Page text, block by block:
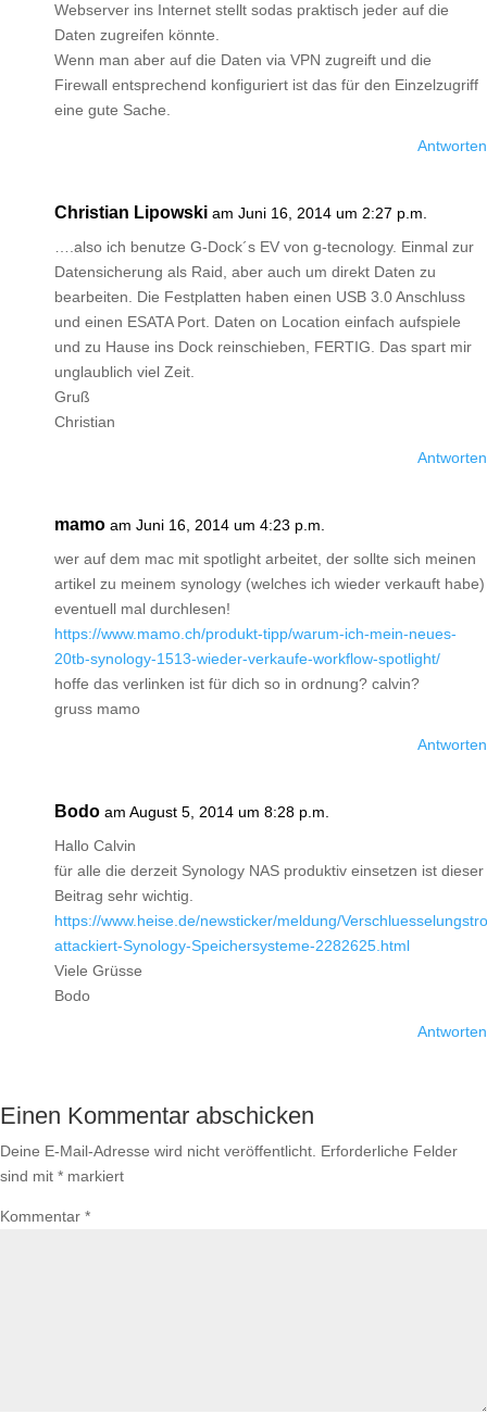
Webserver ins Internet stellt sodas praktisch jeder auf die
Daten zugreifen könnte.
Wenn man aber auf die Daten via VPN zugreift und die
Firewall entsprechend konfiguriert ist das für den Einzelzugriff
eine gute Sache.
Antworten
Christian Lipowski am Juni 16, 2014 um 2:27 p.m.
….also ich benutze G-Dock´s EV von g-tecnology. Einmal zur
Datensicherung als Raid, aber auch um direkt Daten zu
bearbeiten. Die Festplatten haben einen USB 3.0 Anschluss
und einen ESATA Port. Daten on Location einfach aufspiele
und zu Hause ins Dock reinschieben, FERTIG. Das spart mir
unglaublich viel Zeit.
Gruß
Christian
Antworten
mamo am Juni 16, 2014 um 4:23 p.m.
wer auf dem mac mit spotlight arbeitet, der sollte sich meinen
artikel zu meinem synology (welches ich wieder verkauft habe)
eventuell mal durchlesen!
https://www.mamo.ch/produkt-tipp/warum-ich-mein-neues-
20tb-synology-1513-wieder-verkaufe-workflow-spotlight/
hoffe das verlinken ist für dich so in ordnung? calvin?
gruss mamo
Antworten
Bodo am August 5, 2014 um 8:28 p.m.
Hallo Calvin
für alle die derzeit Synology NAS produktiv einsetzen ist dieser
Beitrag sehr wichtig.
https://www.heise.de/newsticker/meldung/
attackiert-Synology-Speichersysteme-2282625.html
Viele Grüsse
Bodo
Antworten
Einen Kommentar abschicken
Deine E-Mail-Adresse wird nicht veröffentlicht. Erforderliche Felder
sind mit * markiert
Kommentar *